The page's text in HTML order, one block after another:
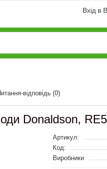
Вхід в
відповідь (0)
Donaldson,
Артикул:
Код:
Виробники